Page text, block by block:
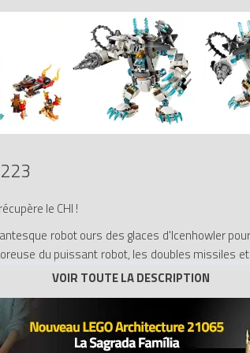
le CHI !
robot ours des glaces d'Icenhowler
du puissant robot, les doubles missiles
de feu. Et attention : Icepaw pourrait se
mâchoires qui s'ouvrent, des bras
un cockpit, un point d'attache pour